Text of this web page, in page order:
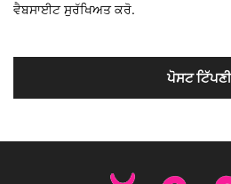
ਵੈਬਸਾਈਟ ਸੁਰੱਖਿਅਤ ਕਰੋ.